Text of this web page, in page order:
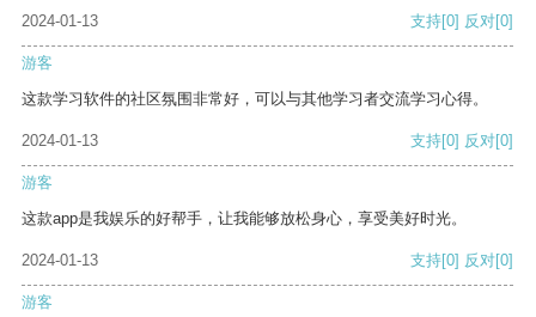
2024-01-13 支持[0] 反对[0]
游客
这款学习软件的社区氛围非常好，可以与其他学习者交流学习心得。
2024-01-13 支持[0] 反对[0]
游客
这款app是我娱乐的好帮手，让我能够放松身心，享受美好时光。
2024-01-13 支持[0] 反对[0]
游客